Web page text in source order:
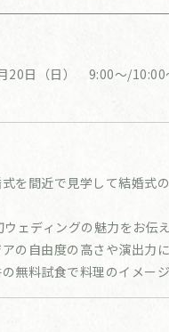
20日（日） 9:00～/10:00
を間近で見学して結婚式
ウェディングの魅力をお伝
の自由度の高さや演出力
の無料試食で料理のイメー